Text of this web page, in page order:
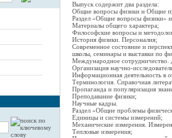
Выпуск содержит два раздела:
Общие вопросы физики и Общие
Раздел «Общие вопросы физики»
Материалы общего характера;
Философские вопросы и
История физики. Персоналия;
Современное состояние и
школы, семинары и выставки по
Международное сотрудничество.
Организация научно-
Информационная деятельность в
Терминология. Справочная
Пропаганда и популяризация
Преподавание физики;
Научные кадры.
Раздел «Общие проблемы
Единицы и системы измерений;
Механические измерения.
Тепловые измерения;